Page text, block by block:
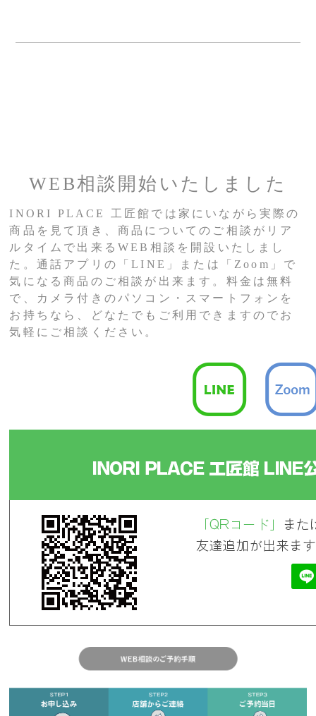
WEB相談開始いたしました
INORI PLACE 工匠館では家にいながら実際の
商品を見て頂き、商品についてのご相談がリア
ルタイムで出来るWEB相談を開設いたしまし
た。通話アプリの「LINE」または「Zoom」で
気になる商品のご相談が出来ます。料金は無料
で、カメラ付きのパソコン・スマートフォンを
お持ちなら、どなたでもご利用できますのでお
気軽にご相談ください。